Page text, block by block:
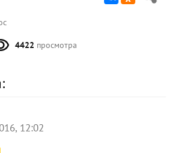
4422 просмотра
12:02